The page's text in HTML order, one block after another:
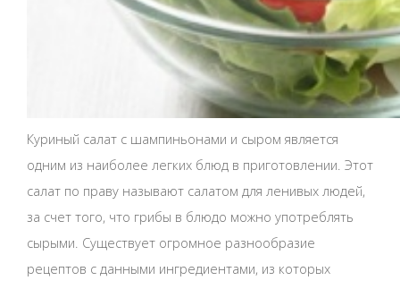
Куриный салат с шампиньонами и сыром является
одним из наиболее легких блюд в приготовлении. Этот
салат по праву называют салатом для ленивых людей,
за счет того, что грибы в блюдо можно употреблять
сырыми. Существует огромное разнообразие
рецептов с данными ингредиентами, из которых